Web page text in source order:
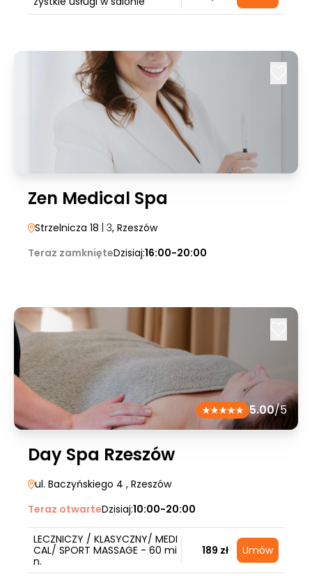
Zen Medical Spa
Strzelnicza 18 | 3, Rzeszów
Teraz zamknięteDzisiaj:16:00-20:00
5.00/5
Day Spa Rzeszów
ul. Baczyńskiego 4 , Rzeszów
Teraz otwarteDzisiaj:10:00-20:00
LECZNICZY / KLASYCZNY/ MEDI
CAL/ SPORT MASSAGE - 60 mi
n.
189 zł Umów